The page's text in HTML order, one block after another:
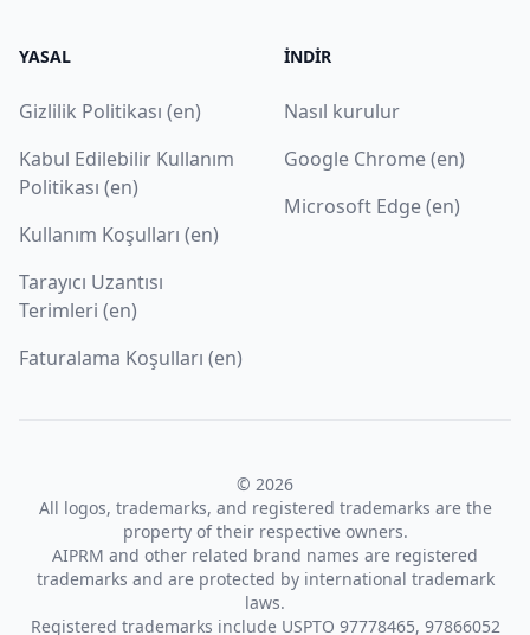
YASAL
Gizlilik Politikası (en)
Kabul Edilebilir Kullanım
Politikası (en)
Kullanım Koşulları (en)
Tarayıcı Uzantısı
Terimleri (en)
Faturalama Koşulları (en)
İNDIR
Nasıl kurulur
Google Chrome (en)
Microsoft Edge (en)
© 2026
All logos, trademarks, and registered trademarks are the
property of their respective owners.
AIPRM and other related brand names are registered
trademarks and are protected by international trademark
laws.
Registered trademarks include USPTO 97778465, 97866052